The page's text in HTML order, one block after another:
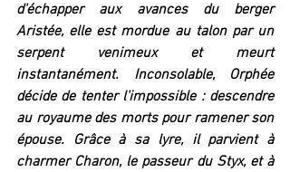
d'échapper aux avances du berger
Aristée, elle est mordue au talon par un
serpent venimeux et meurt
instantanément. Inconsolable, Orphée
décide de tenter l'impossible : descendre
au royaume des morts pour ramener son
épouse. Grâce à sa lyre, il parvient à
charmer Charon, le passeur du Styx, et à